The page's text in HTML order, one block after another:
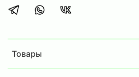
Габариты изделий
габаритов выступающих
Товары